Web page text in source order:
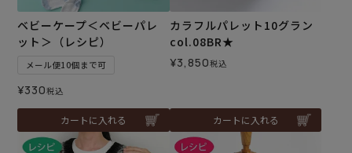
ベビーケープ＜ベビーパレ
ット＞（レシピ）
メール便10個まで可
¥330税込
カートに入れる
カラフルパレット10グラン
col.08BR★
¥3,850税込
カートに入れる